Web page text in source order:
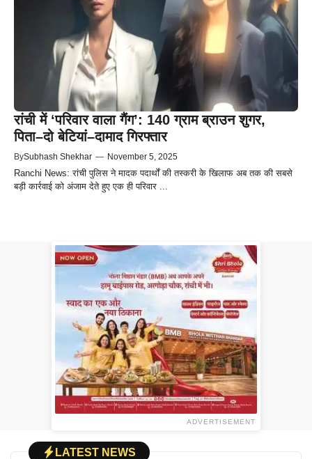
रांची में ‘परिवार वाला गैंग’: 140 ग्राम ब्राउन शुगर,
पिता–दो बेटियां–दामाद गिरफ्तार
BySubhash Shekhar — November 5, 2025
Ranchi News: रांची पुलिस ने मादक पदार्थों की तस्करी के खिलाफ अब तक की सबसे
बड़ी कार्रवाई को अंजाम देते हुए एक ही परिवार ...
ADVERTISEMENT
LATEST NEWS